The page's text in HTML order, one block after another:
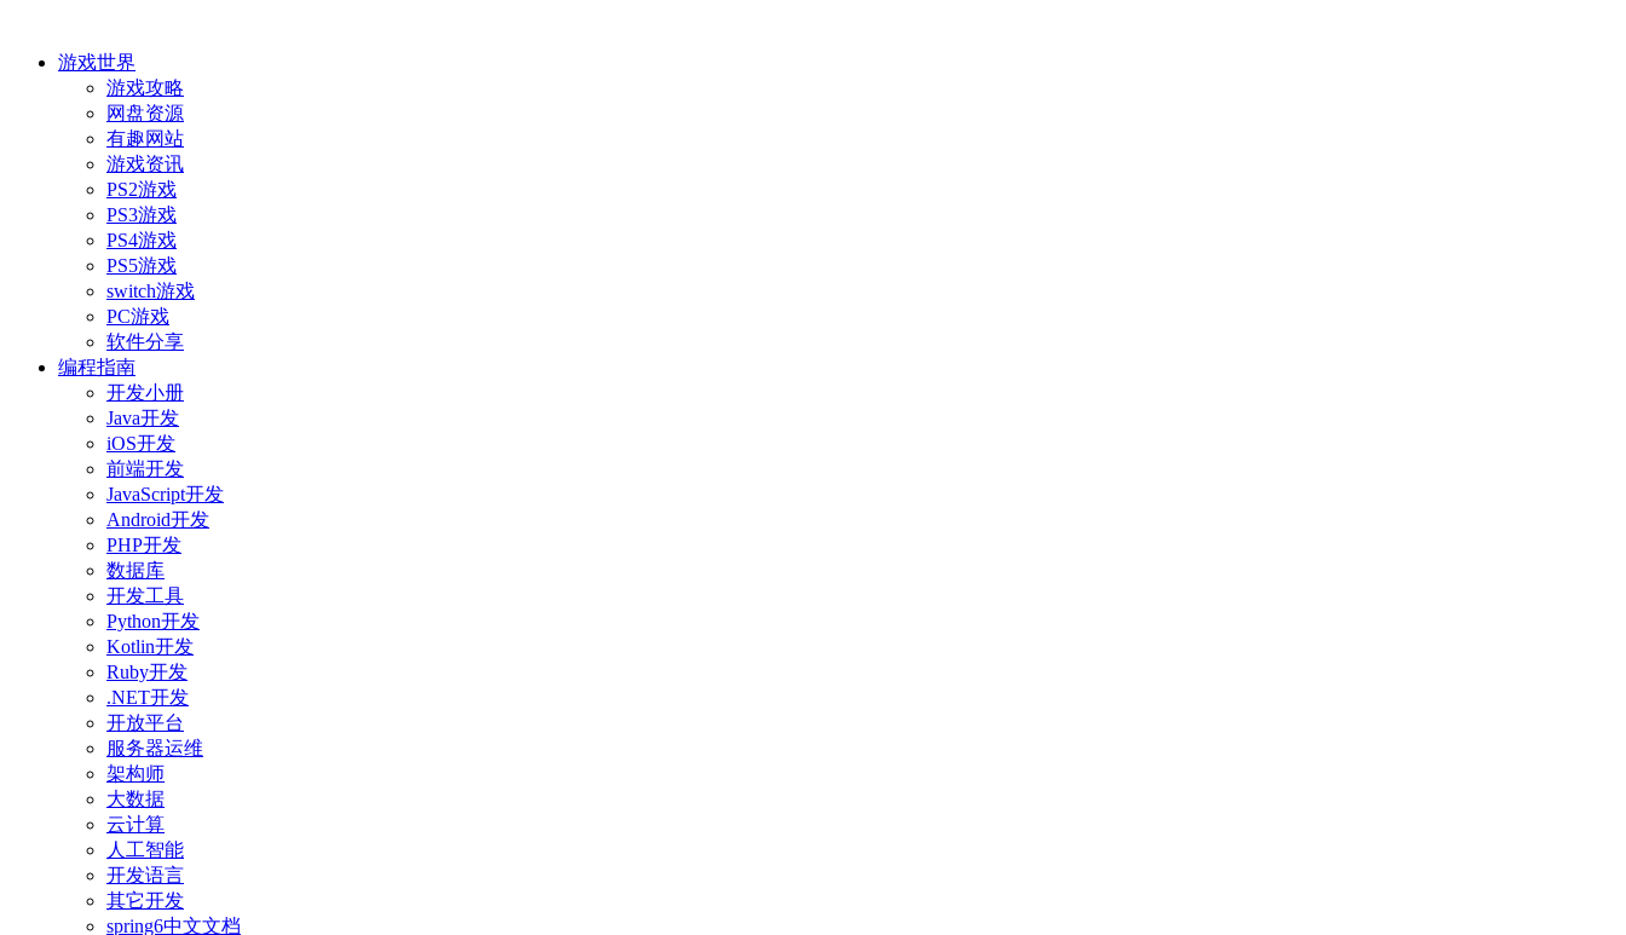
游戏世界
游戏攻略
网盘资源
有趣网站
游戏资讯
PS2游戏
PS3游戏
PS4游戏
PS5游戏
switch游戏
PC游戏
软件分享
编程指南
开发小册
Java开发
iOS开发
前端开发
JavaScript开发
Android开发
PHP开发
数据库
开发工具
Python开发
Kotlin开发
Ruby开发
.NET开发
开放平台
服务器运维
架构师
大数据
云计算
人工智能
开发语言
其它开发
spring6中文文档